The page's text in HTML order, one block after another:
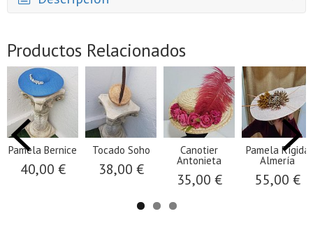
Productos Relacionados
Pamela Bernice
40,00 €
Tocado Soho
38,00 €
Canotier
Antonieta
35,00 €
Pamela Rígida
Almería
55,00 €